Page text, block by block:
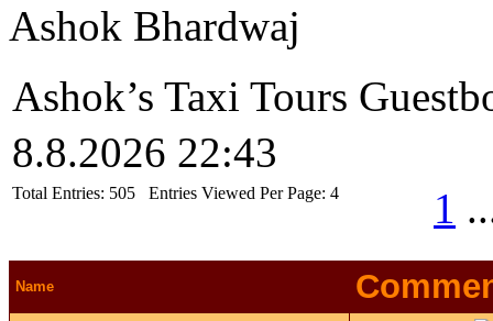
Ashok Bhardwaj
Ashok’s Taxi Tours
8.8.2026 22:43
Total Entries: 505 Entries Viewed Per Page: 4 1
Name